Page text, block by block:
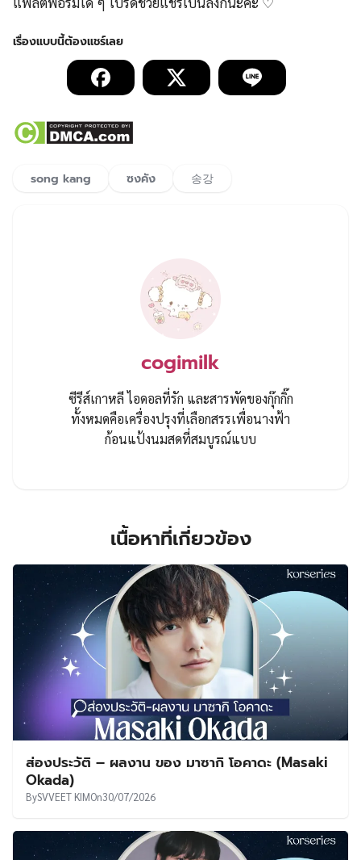
song kang ซงคัง 송강
cogimilk
ซีรีส์เกาหลี ไอดอลที่รัก และสารพัดของกุ๊กกิ๊ก
ทั้งหมดคือเครื่องปรุงที่เลือกสรรเพื่อนางฟ้า
ก้อนแป้งนมสดที่สมบูรณ์แบบ
เนื้อหาที่เกี่ยวข้อง
ส่องประวัติ – ผลงาน ของ มาซากิ โอคาดะ (Masaki
Okada)
BySVVEET KIMOn30/07/2026